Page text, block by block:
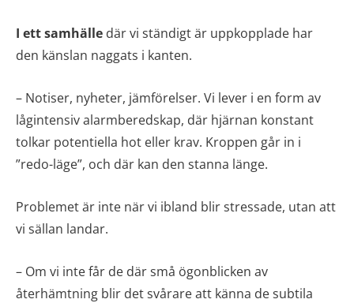
I ett samhälle där vi ständigt är uppkopplade har
den känslan naggats i kanten.
– Notiser, nyheter, jämförelser. Vi lever i en form av
lågintensiv alarmberedskap, där hjärnan konstant
tolkar potentiella hot eller krav. Kroppen går in i
”redo-läge”, och där kan den stanna länge.
Problemet är inte när vi ibland blir stressade, utan att
vi sällan landar.
– Om vi inte får de där små ögonblicken av
återhämtning blir det svårare att känna de subtila